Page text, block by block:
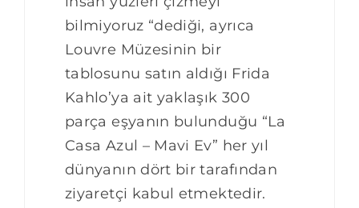
bilmiyoruz “dediği, ayrıca
Louvre Müzesinin bir
tablosunu satın aldığı Frida
Kahlo’ya ait yaklaşık 300
parça eşyanın bulunduğu “La
Casa Azul – Mavi Ev” her yıl
dünyanın dört bir tarafından
ziyaretçi kabul etmektedir.